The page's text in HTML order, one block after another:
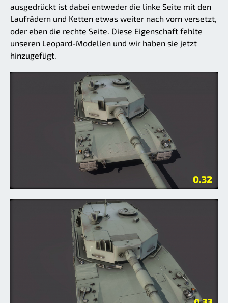
ausgedrückt ist dabei entweder die linke Seite mit den
Laufrädern und Ketten etwas weiter nach vorn versetzt,
oder eben die rechte Seite. Diese Eigenschaft fehlte
unseren Leopard-Modellen und wir haben sie jetzt
hinzugefügt.